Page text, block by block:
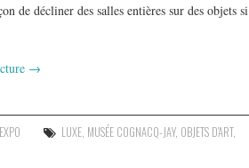
de décliner des salles entières sur des objets si
→
LUXE, MUSÉE COGNACQ-JAY, OBJETS D'ART,